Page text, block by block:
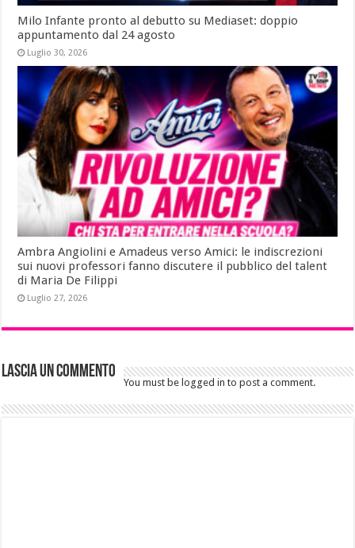
Milo Infante pronto al debutto su Mediaset: doppio
appuntamento dal 24 agosto
Luglio 30, 2026
Ambra Angiolini e Amadeus verso Amici: le indiscrezioni
sui nuovi professori fanno discutere il pubblico del talent
di Maria De Filippi
Luglio 27, 2026
Lascia un commento
You must be logged in to post a comment.